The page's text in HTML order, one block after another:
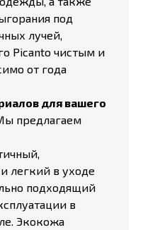
под
лучей,
Picanto чистым и
от года
для вашего
предлагаем
легкий в уходе
подходящий
в
Экокожа